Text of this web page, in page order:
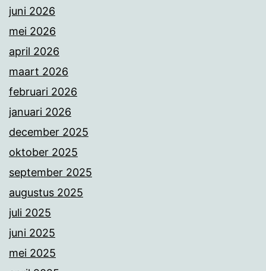
juni 2026
mei 2026
april 2026
maart 2026
februari 2026
januari 2026
december 2025
oktober 2025
september 2025
augustus 2025
juli 2025
juni 2025
mei 2025